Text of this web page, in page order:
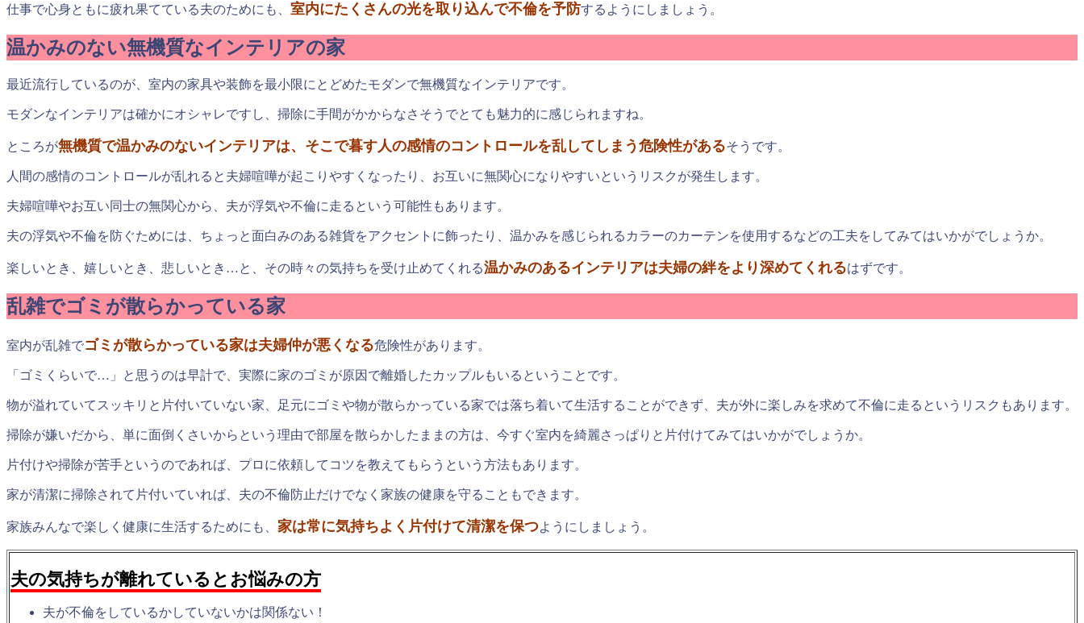
仕事で心身ともに疲れ果てている夫のためにも、 室内にたくさんの光を取り込んで不倫を予防するようにしましょう。
温かみのない無機質なインテリアの家
最近流行しているのが、室内の家具や装飾を最小限にとどめたモダンで無機質なインテリアです。
モダンなインテリアは確かにオシャレですし、掃除に手間がかからなさそうでとても魅力的に感じられますね。
ところが無機質で温かみのないインテリアは、そこで暮す人の感情のコントロールを乱してしまう危険性があるそうです。
人間の感情のコントロールが乱れると夫婦喧嘩が起こりやすくなったり、お互いに無関心になりやすいというリスクが発生します。
夫婦喧嘩やお互い同士の無関心から、夫が浮気や不倫に走るという可能性もあります。
夫の浮気や不倫を防ぐためには、ちょっと面白みのある雑貨をアクセントに飾ったり、温かみを感じられるカラーのカーテンを使用するなどの工夫をしてみてはいかがでしょうか。
楽しいとき、嬉しいとき、悲しいとき…と、その時々の気持ちを受け止めてくれる温かみのあるインテリアは夫婦の絆をより深めてくれるはずです。
乱雑でゴミが散らかっている家
室内が乱雑でゴミが散らかっている家は夫婦仲が悪くなる危険性があります。
「ゴミくらいで…」と思うのは早計で、実際に家のゴミが原因で離婚したカップルもいるということです。
物が溢れていてスッキリと片付いていない家、足元にゴミや物が散らかっている家では落ち着いて生活することができず、夫が外に楽しみを求めて不倫に走るというリスクもあります。
掃除が嫌いだから、単に面倒くさいからという理由で部屋を散らかしたままの方は、今すぐ室内を綺麗さっぱりと片付けてみてはいかがでしょうか。
片付けや掃除が苦手というのであれば、プロに依頼してコツを教えてもらうという方法もあります。
家が清潔に掃除されて片付いていれば、夫の不倫防止だけでなく家族の健康を守ることもできます。
家族みんなで楽しく健康に生活するためにも、 家は常に気持ちよく片付けて清潔を保つようにしましょう。
夫の気持ちが離れているとお悩みの方
夫が不倫をしているかしていないかは関係ない！